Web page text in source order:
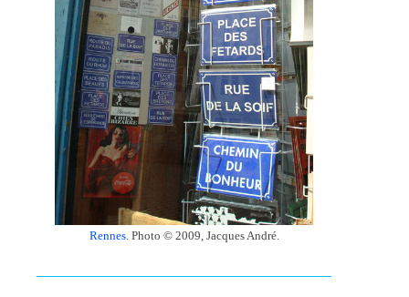
Rennes. Photo © 2009, Jacques André.